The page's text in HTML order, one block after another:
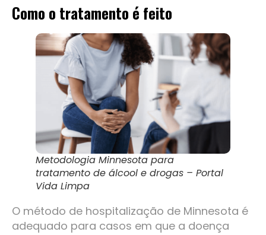
Como o tratamento é feito
Metodologia Minnesota para
tratamento de álcool e drogas – Portal
Vida Limpa
O método de hospitalização de Minnesota é
adequado para casos em que a doença